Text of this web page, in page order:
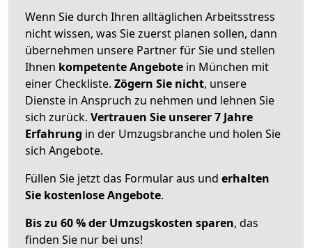
Wenn Sie durch Ihren alltäglichen Arbeitsstress
nicht wissen, was Sie zuerst planen sollen, dann
übernehmen unsere Partner für Sie und stellen
Ihnen kompetente Angebote in München mit
einer Checkliste. Zögern Sie nicht, unsere
Dienste in Anspruch zu nehmen und lehnen Sie
sich zurück. Vertrauen Sie unserer 7 Jahre
Erfahrung in der Umzugsbranche und holen Sie
sich Angebote.
Füllen Sie jetzt das Formular aus und erhalten
Sie kostenlose Angebote.
Bis zu 60 % der Umzugskosten sparen, das
finden Sie nur bei uns!